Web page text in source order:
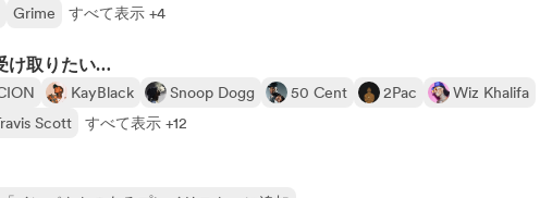
Grime すべて表示 +4
け取りたい…
KayBlack Snoop Dogg 50 Cent 2Pac
Wiz Khalifa
Scott すべて表示 +12